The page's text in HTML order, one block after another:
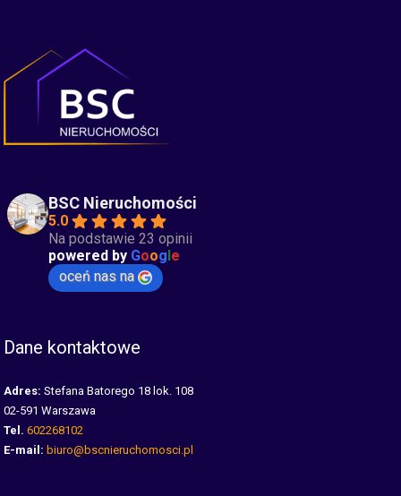
BSC Nieruchomości
5.0
Na podstawie 23 opinii
powered by Google
oceń nas na
Dane kontaktowe
Adres: Stefana Batorego 18 lok. 108
02-591 Warszawa
Tel. 602268102
E-mail: biuro@bscnieruchomosci.pl